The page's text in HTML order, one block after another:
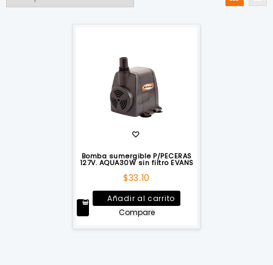
Bomba sumergible P/PECERAS
127V. AQUA30W sin filtro EVANS
$33.10
Añadir al carrito
Compare